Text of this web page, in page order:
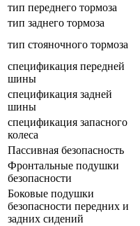
тип переднего тормоза
тип заднего тормоза
тип стояночного тормоза
спецификация передней
шины
спецификация задней
шины
спецификация запасного
колеса
Пассивная безопасность
Фронтальные подушки
безопасности
Боковые подушки
безопасности передних и
задних сидений